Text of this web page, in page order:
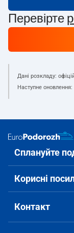
Перевірте
Дані розкладу:
Наступне оновлення:
Сплануйте
Корисні
Контакт